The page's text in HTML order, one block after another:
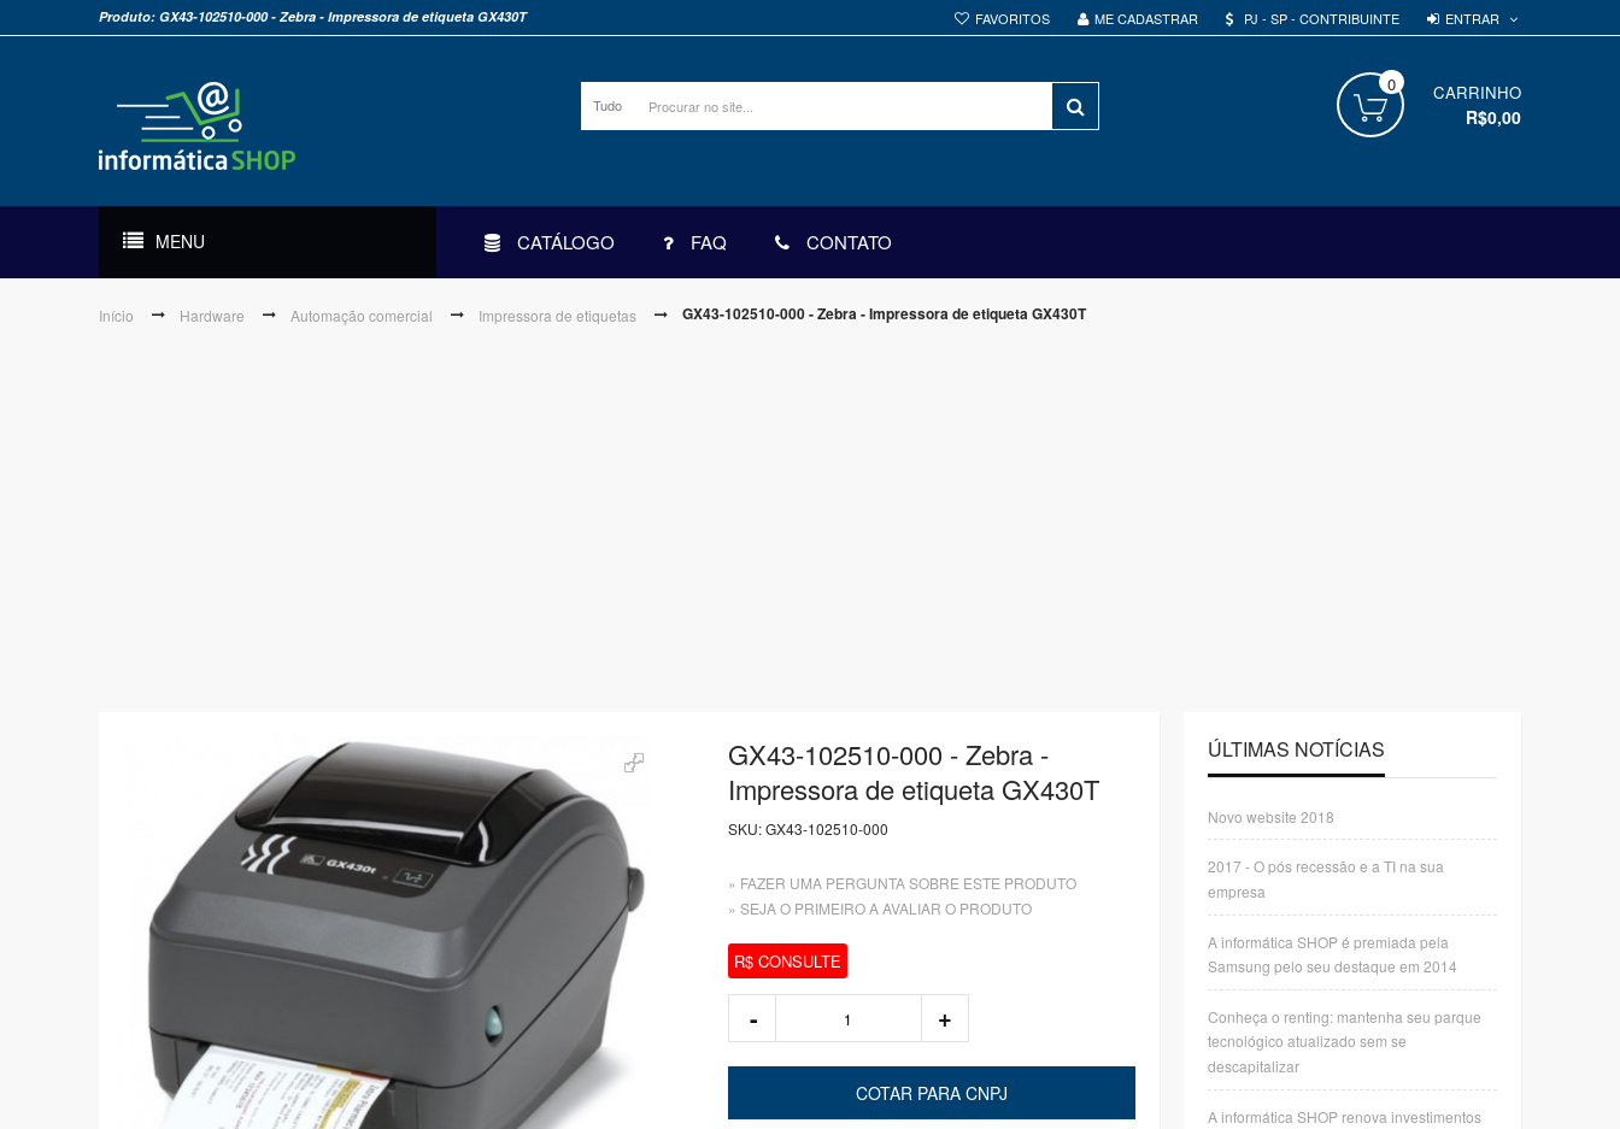
FAVORITOS ME CADASTRAR PJ - SP - CONTRIBUINTE ENTRAR
Produto: GX43-102510-000 - Zebra - Impressora de etiqueta GX430T
Tudo
CARRINHO
0
R$0,00
MENU CATÁLOGO FAQ CONTATO
Início Hardware Automação comercial Impressora de etiquetas GX43-102510-000 - Zebra - Impressora de etiqueta GX430T
GX43-102510-000 - Zebra -
Impressora de etiqueta GX430T
SKU:GX43-102510-000
» FAZER UMA PERGUNTA SOBRE ESTE PRODUTO
» SEJA O PRIMEIRO A AVALIAR O PRODUTO
R$ CONSULTE
COTAR PARA CNPJ
ÚLTIMAS NOTÍCIAS
Novo website 2018
2017 - O pós recessão e a TI na sua
empresa
A informática SHOP é premiada pela
Samsung pelo seu destaque em 2014
Conheça o renting: mantenha seu parque
tecnológico atualizado sem se
descapitalizar
A informática SHOP renova investimentos